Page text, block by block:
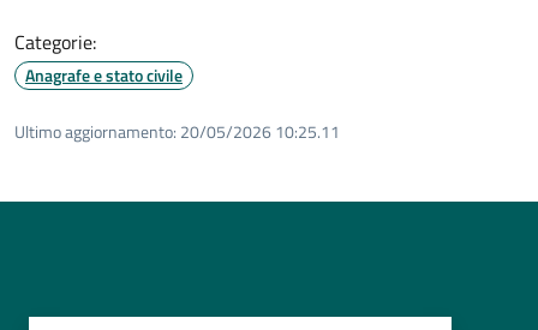
Categorie:
Anagrafe e stato civile
Ultimo aggiornamento: 20/05/2026 10:25.11